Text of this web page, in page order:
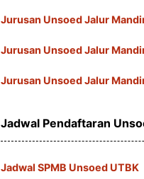
Jurusan Unsoed Jalur
Jurusan Unsoed Jalur
Jurusan Unsoed Jalur
Jadwal Pendaftaran
Jadwal SPMB Unsoed UTBK